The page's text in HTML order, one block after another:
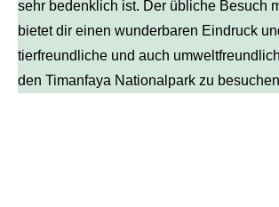
sehr bedenklich ist. Der übliche Besuch
bietet dir einen wunderbaren Eindruck
tierfreundliche und auch
den Timanfaya Nationalpark zu